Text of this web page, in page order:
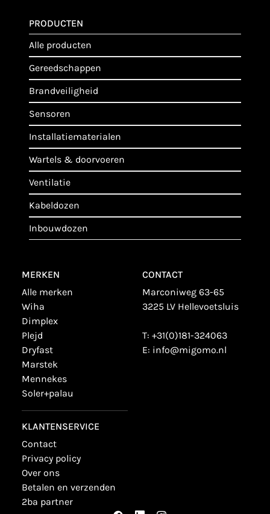
PRODUCTEN
alle producten
gereedschappen
brandveiligheid
sensoren
installatiematerialen
wartels & doorvoeren
ventilatie
kabeldozen
inbouwdozen
MERKEN
alle merken
wiha
dimplex
plejd
dryfast
marstek
mennekes
soler+palau
KLANTENSERVICE
contact
privacy policy
over ons
betalen en verzenden
2ba partner
CONTACT
Marconiweg 63-65
3225 LV Hellevoetsluis
T: +31(0)181-324063
E: info@migomo.nl